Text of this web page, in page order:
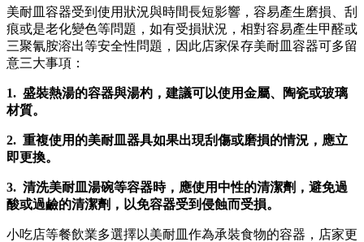
美耐皿容器受到使用狀況與時間長短影響，容易產生磨損、刮
痕或是老化變色等問題，如有受損狀況，相對容易產生甲醛或
三聚氰胺溶出等安全性問題，因此店家保存美耐皿容器可多留
意三大事項：
1. 盛裝熱湯的容器與湯杓，建議可以使用金屬、陶瓷或玻璃
材質。
2. 重複使用的美耐皿器具如果出現刮傷或磨損的情況，應立
即更換。
3. 清洗美耐皿湯碗等容器時，應使用中性的清潔劑，避免過
酸或過鹼的清潔劑，以免容器受到侵蝕而受損。
小吃店等餐飲業多選擇以美耐皿作為承裝食物的容器，店家更